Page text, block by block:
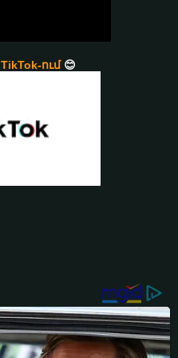
TikTok-ում😊